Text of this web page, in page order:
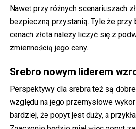
Nawet przy różnych scenariuszach
bezpieczną przystanią. Tyle że przy
cenach złota należy liczyć się z
zmiennością jego ceny.
Srebro nowym liderem
Perspektywy dla srebra też są
względu na jego przemysłowe
bardziej, że popyt jest duży, a